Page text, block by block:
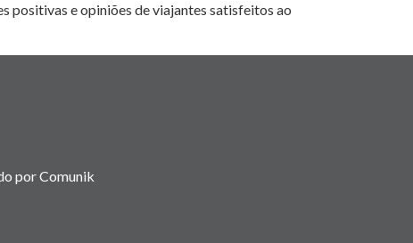
positivas e opiniões de viajantes satisfeitos ao
por Comunik